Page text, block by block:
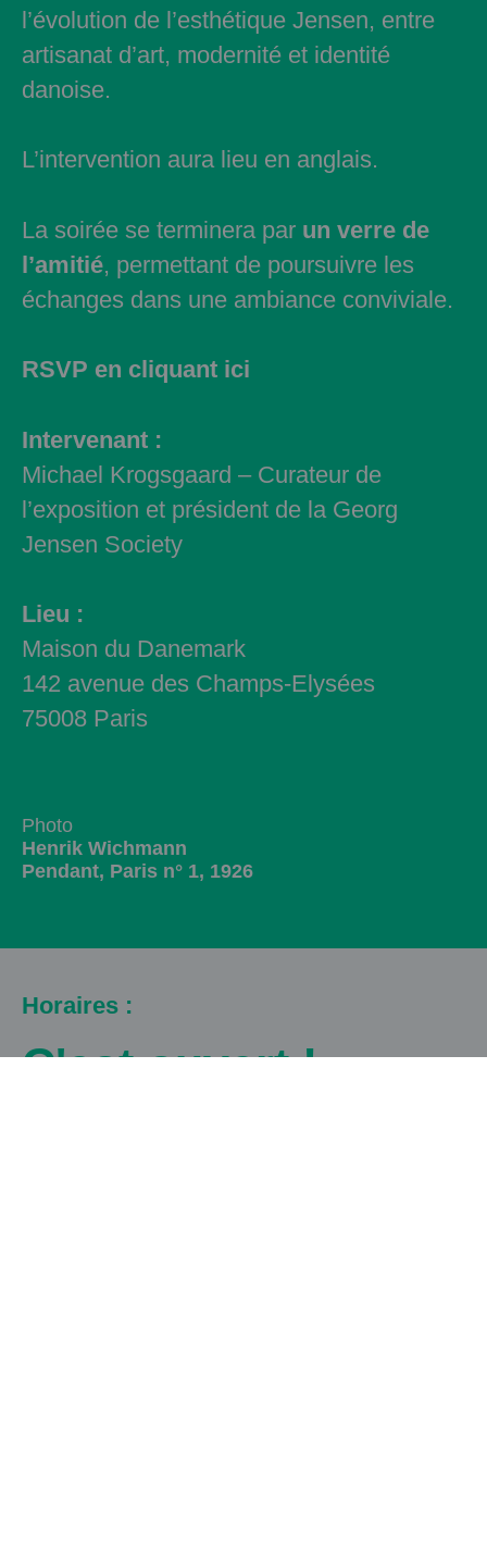
l’évolution de l’esthétique Jensen, entre
artisanat d’art, modernité et identité
danoise.
L’intervention aura lieu en anglais.
La soirée se terminera par un verre de
l’amitié, permettant de poursuivre les
échanges dans une ambiance conviviale.
RSVP en cliquant ici
Intervenant :
Michael Krogsgaard – Curateur de
l’exposition et président de la Georg
Jensen Society
Lieu :
Maison du Danemark
142 avenue des Champs-Elysées
75008 Paris
Photo
Henrik Wichmann
Pendant, Paris n° 1, 1926
Horaires :
C'est ouvert !